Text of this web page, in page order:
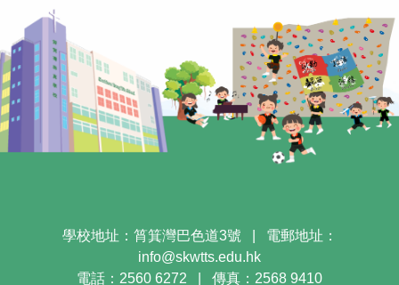
學校地址：筲箕灣巴色道3號
電郵地址：
info@skwtts.edu.hk
電話：2560 6272
傳真：2568 9410